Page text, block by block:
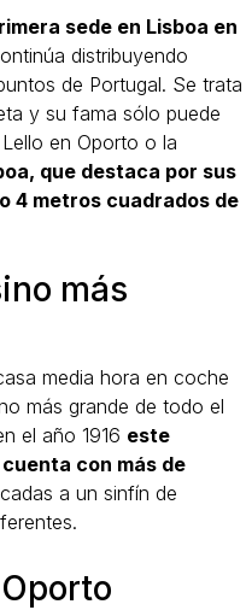
sede en Lisboa en
distribuyendo
de Portugal. Se trata
y su fama sólo puede
en Oporto o la
que destaca por sus
4 metros cuadrados de
más
media hora en coche
más grande de todo el
el año 1916 este
con más de
a un sinfín de